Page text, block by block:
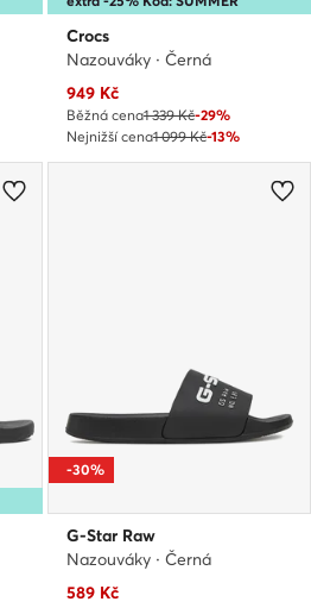
Crocs
Nazouváky · Černá
Aktuální cena
949 Kč
Běžná cena1 339 Kč-29%
Nejnižší cena1 099 Kč-13%
-30%
G-Star Raw
Nazouváky · Černá
Aktuální cena
589 Kč